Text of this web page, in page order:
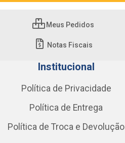
Meus Pedidos
Notas Fiscais
Institucional
Política de Privacidade
Política de Entrega
Política de Troca e Devolução